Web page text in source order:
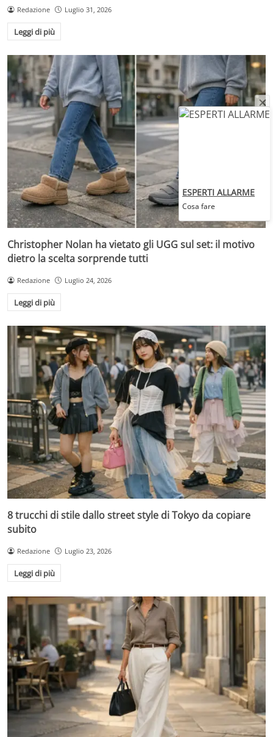
Redazione Luglio 31, 2026
Leggi di più
Christopher Nolan ha vietato gli UGG sul set: il motivo
dietro la scelta sorprende tutti
Redazione Luglio 24, 2026
Leggi di più
8 trucchi di stile dallo street style di Tokyo da copiare
subito
Redazione Luglio 23, 2026
Leggi di più
ESPERTI ALLARME
Cosa fare